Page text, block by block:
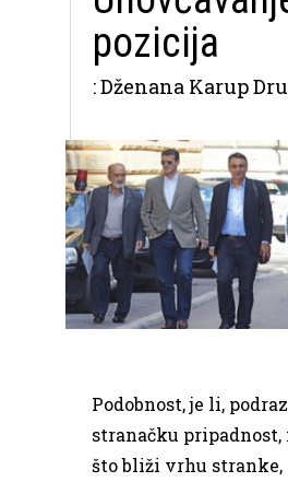
pozicija
: Dženana Karup
Podobnost, je li,
stranačku pripadnost,
što bliži vrhu stranke,